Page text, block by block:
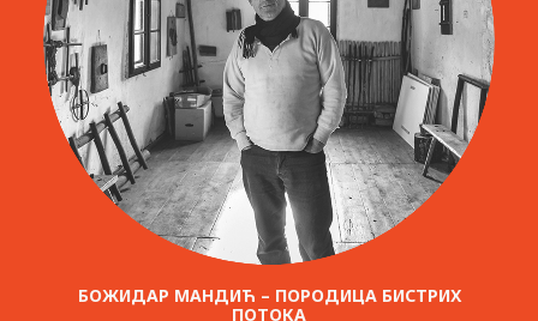
БОЖИДАР МАНДИЋ – ПОРОДИЦА БИСТРИХ
ПОТОКА